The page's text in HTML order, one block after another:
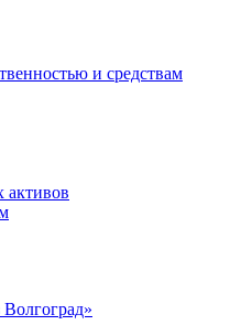
и средствам
активов